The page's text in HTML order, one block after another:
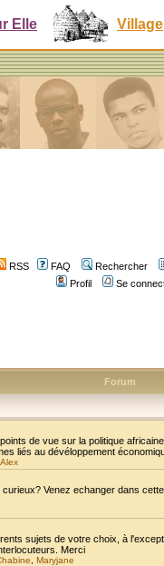
Elle Village
RSS FAQ
Rechercher
Profil
Se
Forum
de vue sur la politique
liés au dévéloppement
Alex
Venez echanger dans
sujets de votre choix, à
Merci
Maryjane